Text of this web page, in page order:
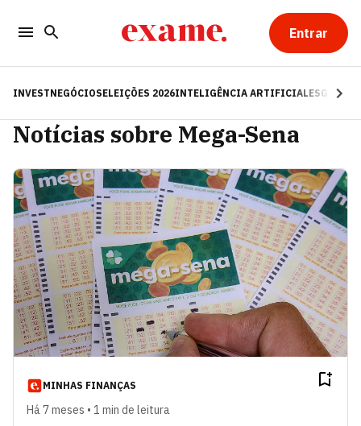
Entrar
INVESTNEGÓCIOSELEIÇÕES 2026INTELIGÊNCIA ARTIFICIALESG
Notícias sobre Mega-Sena
MINHAS FINANÇAS
Há 7 meses • 1 min de leitura